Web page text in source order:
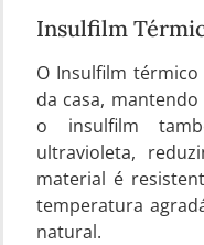
Insulfilm
O Insulfilm
da casa,
o insulfilm
ultravioleta,
material é
temperatura
natural.